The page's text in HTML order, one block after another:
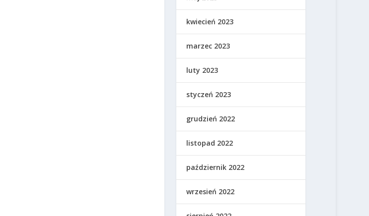
kwiecień 2023
marzec 2023
luty 2023
styczeń 2023
grudzień 2022
listopad 2022
październik 2022
wrzesień 2022